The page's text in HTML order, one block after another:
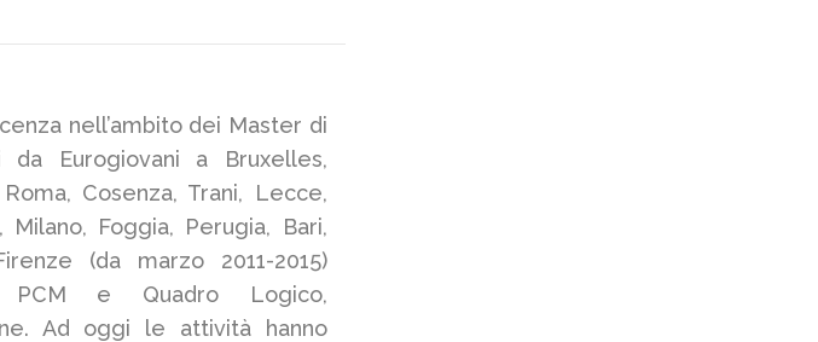
nell’ambito dei Master di
da Eurogiovani a Bruxelles,
Cosenza, Trani, Lecce,
Milano, Foggia, Perugia, Bari,
(da marzo 2011-2015)
PCM e Quadro Logico,
Ad oggi le attività hanno